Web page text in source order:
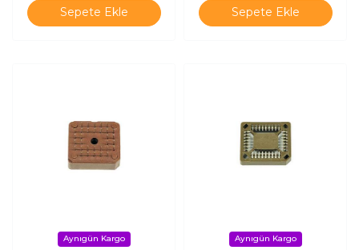
Sepete Ekle Sepete Ekle